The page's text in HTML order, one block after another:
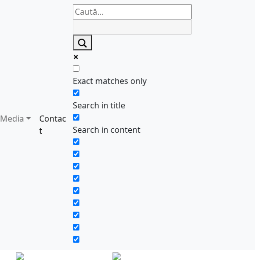
Media
Contac
t
Exact matches only
Search in title
Search in content